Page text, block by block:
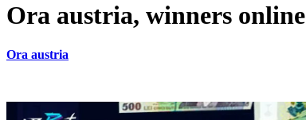
Ora austria, winners online
Ora austria